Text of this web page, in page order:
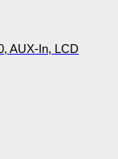
AUX-In, LCD